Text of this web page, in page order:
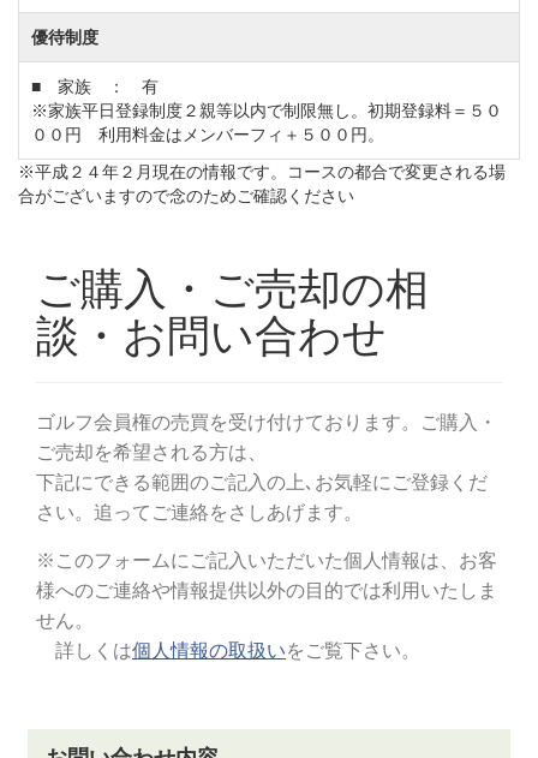
優待制度
■ 家族 ： 有
※家族平日登録制度２親等以内で制限無し。初期登録料＝５０
００円 利用料金はメンバーフィ＋５００円。
※平成２４年２月現在の情報です。コースの都合で変更される場
合がございますので念のためご確認ください